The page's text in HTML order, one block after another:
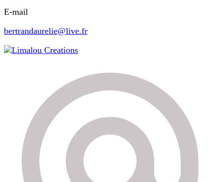
E-mail
bertrandaurelie@live.fr
Limalou Creations